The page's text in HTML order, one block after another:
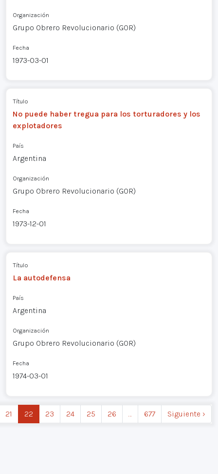
Organización
Grupo Obrero Revolucionario (GOR)
Fecha
1973-03-01
Título
No puede haber tregua para los torturadores y los
explotadores
País
Argentina
Organización
Grupo Obrero Revolucionario (GOR)
Fecha
1973-12-01
Título
La autodefensa
País
Argentina
Organización
Grupo Obrero Revolucionario (GOR)
Fecha
1974-03-01
21 22 23 24 25 26 677 Siguiente ›